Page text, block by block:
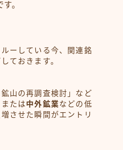
。
ーしている今、関連銘
ておきます。
山の再調査検討」など
たは中外鉱業などの低
させた瞬間がエントリ